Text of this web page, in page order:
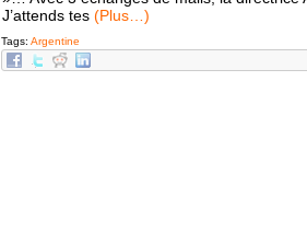
J’attends tes (Plus…)
Tags: Argentine